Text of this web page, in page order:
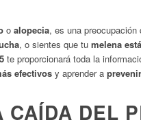
o alopecia, es una
, o sientes que tu melena
te proporcionará toda la
efectivos y aprender a
DEL